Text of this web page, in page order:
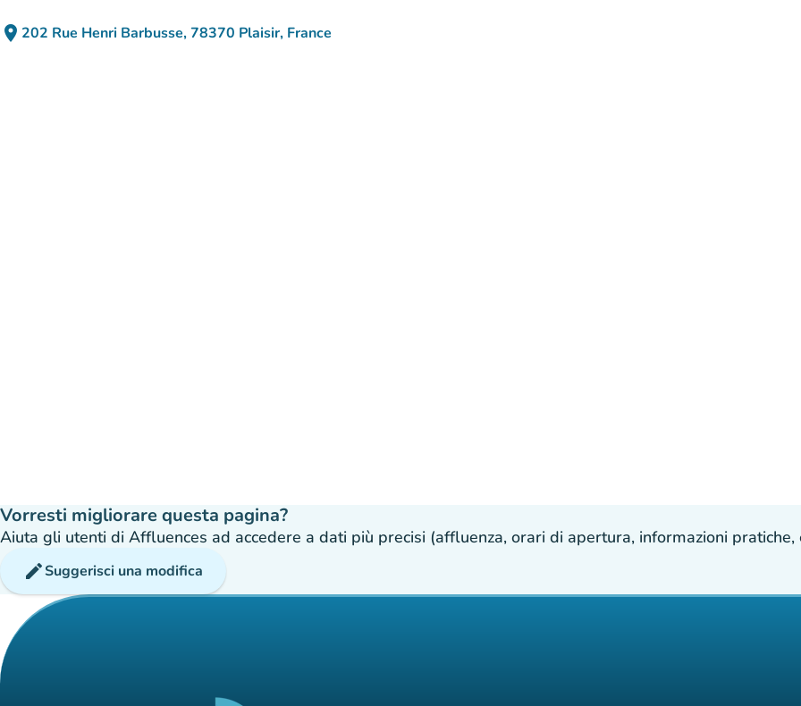
place 202 Rue Henri Barbusse, 78370 Plaisir, France
(apri in Google Maps)
(nuova scheda)
Vorresti migliorare questa pagina?
Aiuta gli utenti di Affluences ad accedere a dati più precisi (affluenza, orari di apertura, informazioni pratiche,
editSuggerisci una modifica